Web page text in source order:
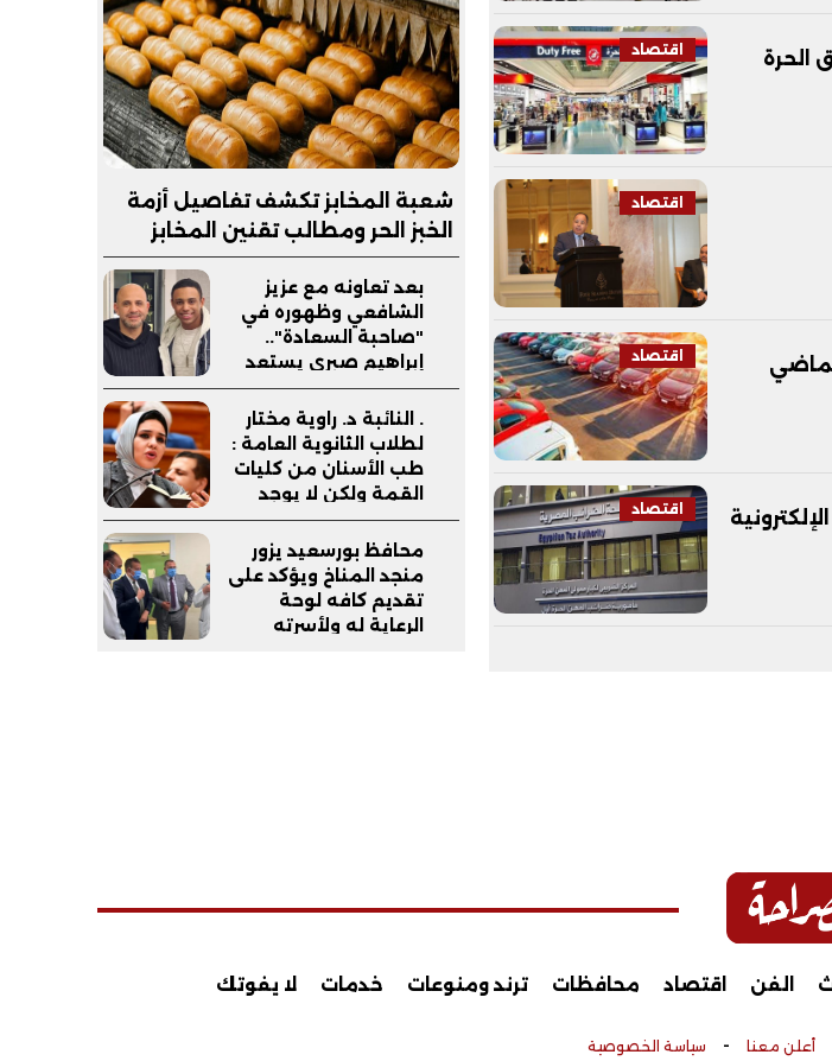
اقتصاد
الحرة
اقتصاد
اقتصاد
اقتصاد
شعبة المخابز تكشف تفاصيل أزمة
الخبز الحر ومطالب تقنين المخابز
السياحية| خاص
بعد تعاونه مع عزيز
الشافعي وظهوره في
"صاحبة السعادة"..
إبراهيم صبري يستعد
لإطلاق ألبوم "كلام"
. النائبة د. راوية مختار
لطلاب الثانوية العامة :
طب الأسنان من كليات
القمة ولكن لا يوجد
تكليف لهم بعد التخرج
محافظ بورسعيد يزور
منجد المناخ ويؤكد على
تقديم كافه لوحة
الرعاية له ولأسرته
الفن اقتصاد محافظات ترند ومنوعات خدمات لا يفوتك
أعلن معنا - سياسة الخصوصية